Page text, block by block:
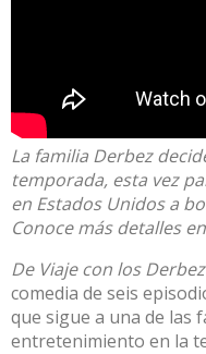
La familia Derbez
temporada, esta vez
en Estados Unidos a
Conoce más detalles
De Viaje con los
comedia de seis
que sigue a una de las
entretenimiento en la